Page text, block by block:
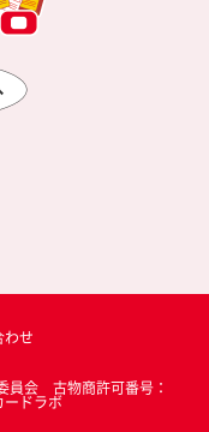
わせ
会 古物商許可番号：
ドラボ